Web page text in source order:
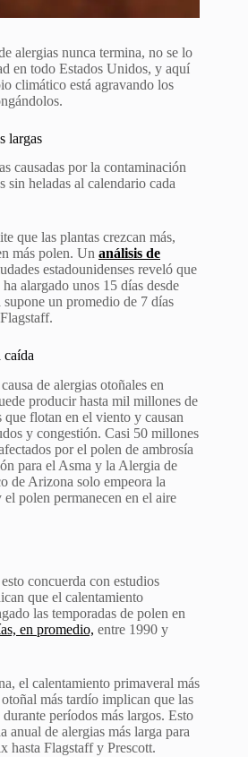
alergias nunca termina, no se lo
en todo Estados Unidos, y aquí
climático está agravando los
largas
causadas por la contaminación
sin heladas al calendario cada
que las plantas crezcan más,
más polen. Un análisis de
estadounidenses reveló que
alargado unos 15 días desde
un promedio de 7 días
caída
de alergias otoñales en
producir hasta mil millones de
que flotan en el viento y causan
y congestión. Casi 50 millones
por el polen de ambrosía
para el Asma y la Alergia de
de Arizona solo empeora la
polen permanecen en el aire
concuerda con estudios
que el calentamiento
las temporadas de polen en
en promedio, entre 1990 y
el calentamiento primaveral más
más tardío implican que las
períodos más largos. Esto
anual de alergias más larga para
hasta Flagstaff y Prescott.